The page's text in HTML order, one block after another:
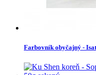
Farbovník obyčajný -